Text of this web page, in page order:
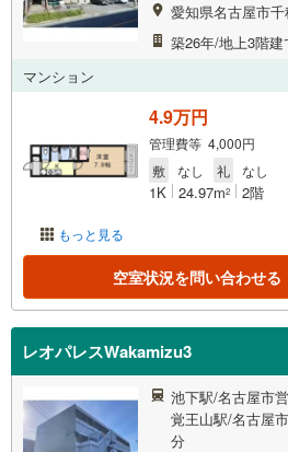
愛知県名古屋市
築26年/地上3階
マンション
もっと見る
4.9万円
管理費等 4,000円
敷
なし 礼 なし
1K 24.97m2 2階
空室状況を問い合わせる
レオパレスWakamizu3
池下駅/名古屋市
覚王山駅/名古屋
分